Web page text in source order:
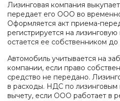
Лизинговая компания
передает его ООО во
Оформляется акт приема-
регистрируется на
остается ее собственником до
Автомобиль учитывается на
компании, если право
средство не передано.
в расходы. НДС по
вычету, если ООО работает в